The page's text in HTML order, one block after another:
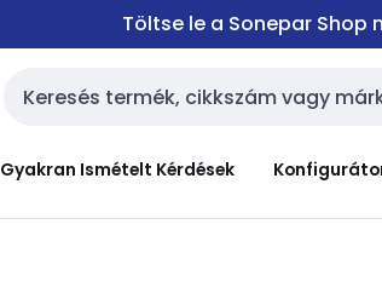
Töltse le a Sonepar
Keresési bemenet
Gyakran Ismételt Kérdések